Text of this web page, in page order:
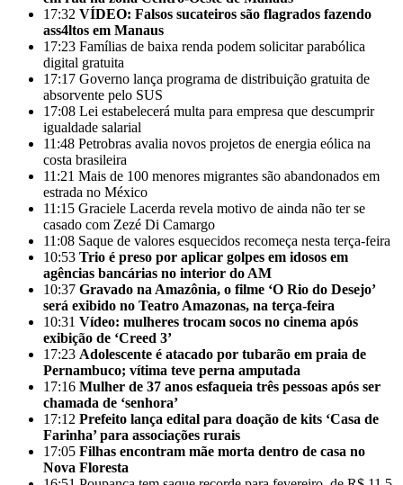
17:32 VÍDEO: Falsos sucateiros são flagrados fazendo
ass4ltos em Manaus
17:23 Famílias de baixa renda podem solicitar parabólica
digital gratuita
17:17 Governo lança programa de distribuição gratuita de
absorvente pelo SUS
17:08 Lei estabelecerá multa para empresa que descumprir
igualdade salarial
11:48 Petrobras avalia novos projetos de energia eólica na
costa brasileira
11:21 Mais de 100 menores migrantes são abandonados em
estrada no México
11:15 Graciele Lacerda revela motivo de ainda não ter se
casado com Zezé Di Camargo
11:08 Saque de valores esquecidos recomeça nesta terça-feira
10:53 Trio é preso por aplicar golpes em idosos em
agências bancárias no interior do AM
10:37 Gravado na Amazônia, o filme ‘O Rio do Desejo’
será exibido no Teatro Amazonas, na terça-feira
10:31 Vídeo: mulheres trocam socos no cinema após
exibição de ‘Creed 3’
17:23 Adolescente é atacado por tubarão em praia de
Pernambuco; vítima teve perna amputada
17:16 Mulher de 37 anos esfaqueia três pessoas após ser
chamada de ‘senhora’
17:12 Prefeito lança edital para doação de kits ‘Casa de
Farinha’ para associações rurais
17:05 Filhas encontram mãe morta dentro de casa no
Nova Floresta